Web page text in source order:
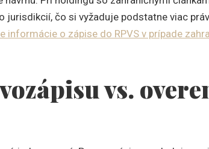
jurisdikcií, čo si vyžaduje podstatne viac
informácie o zápise do RPVS v prípade
vs.